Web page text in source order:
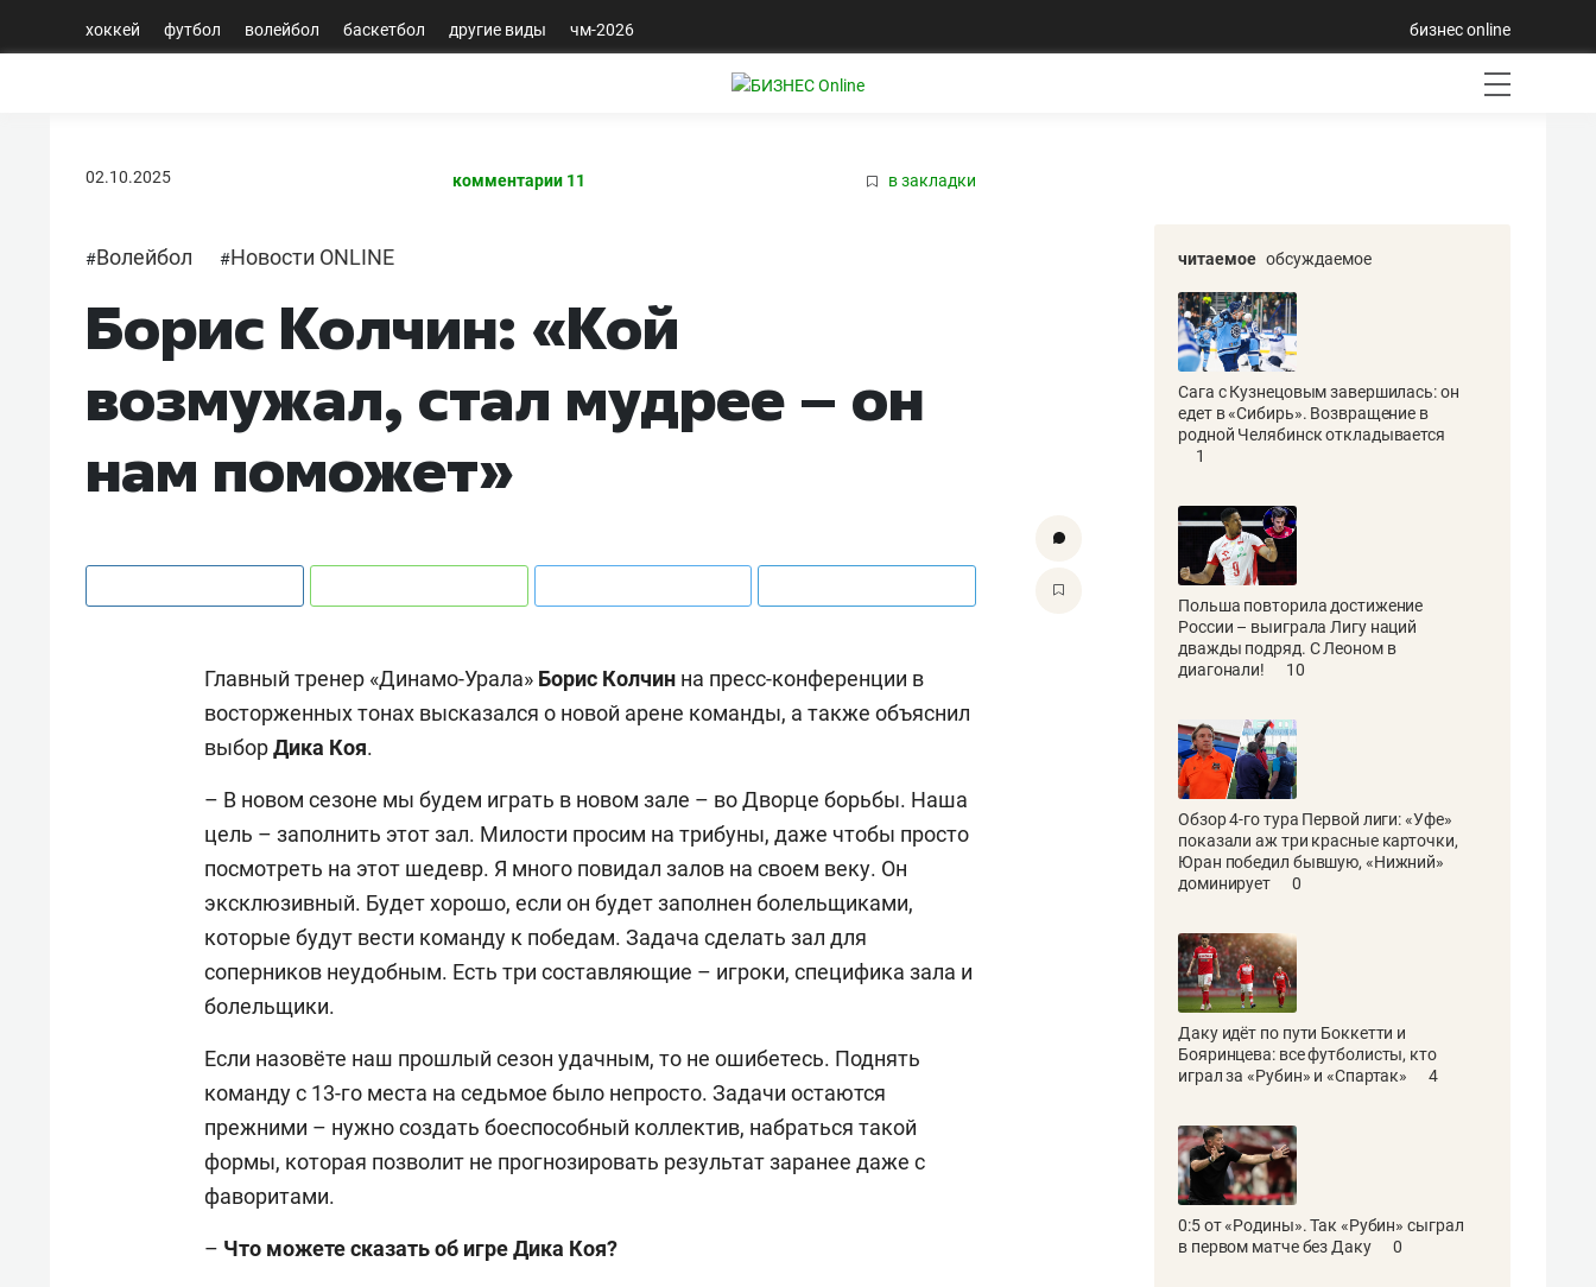
хоккей футбол волейбол баскетбол другие виды чм-2026 бизнес online
02.10.2025 комментарии 11 в закладки
#Волейбол #Новости ONLINE
Борис Колчин: «Кой
возмужал, стал мудрее – он
нам поможет»
Главный тренер «Динамо-Урала» Борис Колчин на пресс-конференции в
восторженных тонах высказался о новой арене команды, а также объяснил
выборДика Коя.
– В новом сезоне мы будем играть в новом зале – во Дворце борьбы. Наша
цель – заполнить этот зал. Милости просим на трибуны, даже чтобы просто
посмотреть на этот шедевр. Я много повидал залов на своем веку. Он
эксклюзивный. Будет хорошо, если он будет заполнен болельщиками,
которые будут вести команду к победам. Задача сделать зал для
соперников неудобным. Есть три составляющие – игроки, специфика зала и
болельщики.
Если назовёте наш прошлый сезон удачным, то не ошибетесь. Поднять
команду с 13-го места на седьмое было непросто. Задачи остаются
прежними – нужно создать боеспособный коллектив, набраться такой
формы, которая позволит не прогнозировать результат заранее даже с
фаворитами.
– Что можете сказать об игре Дика Коя?
читаемое обсуждаемое
Сага с Кузнецовым завершилась: он
едет в «Сибирь». Возвращение в
родной Челябинск откладывается
1
Польша повторила достижение
России – выиграла Лигу наций
дважды подряд. С Леоном в
диагонали!
10
Обзор 4-го тура Первой лиги: «Уфе»
показали аж три красные карточки,
Юран победил бывшую, «Нижний»
доминирует
0
Даку идёт по пути Боккетти и
Бояринцева: все футболисты, кто
играл за «Рубин» и «Спартак»
4
0:5 от «Родины». Так «Рубин» сыграл
в первом матче без Даку
0